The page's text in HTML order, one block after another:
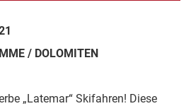
/ DOLOMITEN
„Latemar“ Skifahren! Diese